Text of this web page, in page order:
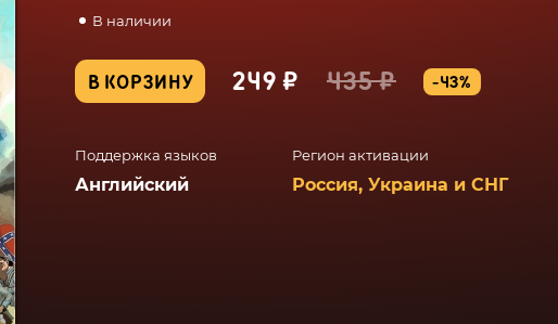
В наличии
В КОРЗИНУ 249 ₽ 435 ₽ -43%
Поддержка языков
Английский
Регион активации
Россия, Украина и СНГ